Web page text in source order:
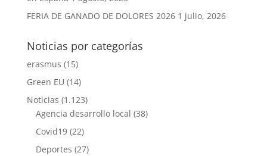
FERIA DE GANADO DE DOLORES 2026 1 julio, 2026
Noticias por categorías
erasmus (15)
Green EU (14)
Noticias (1.123)
Agencia desarrollo local (38)
Covid19(22)
Deportes (27)